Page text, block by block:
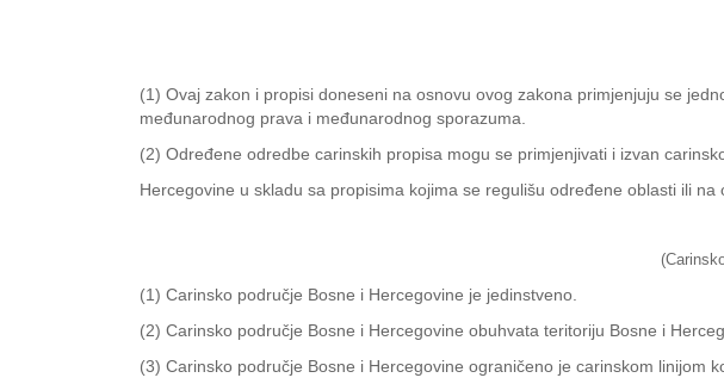
(1) Ovaj zakon i propisi doneseni na osnovu ovog zakona primjenjuju se
međunarodnog prava i međunarodnog sporazuma.
(2) Određene odredbe carinskih propisa mogu se primjenjivati i izvan
Hercegovine u skladu sa propisima kojima se regulišu određene oblasti ili na
(1) Carinsko područje Bosne i Hercegovine je jedinstveno.
(2) Carinsko područje Bosne i Hercegovine obuhvata teritoriju Bosne i
(3) Carinsko područje Bosne i Hercegovine ograničeno je carinskom linijom